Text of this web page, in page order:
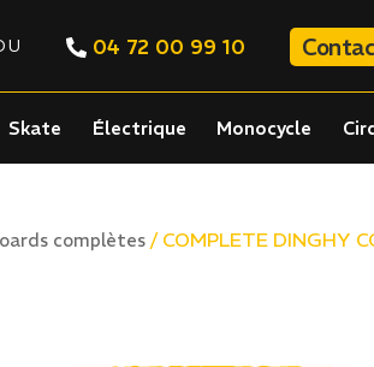
04 72 00 99 10
Skate Électrique Monocycle
complètes / COMPLETE DINGHY